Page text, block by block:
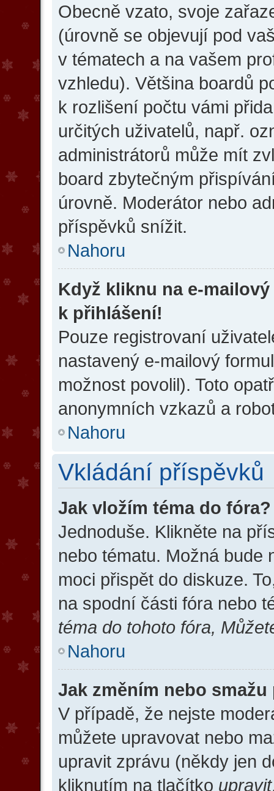
Obecně vzato, svoje
(úrovně se objevují pod
v tématech a na vašem
vzhledu). Většina boardů
k rozlišení počtu vámi
určitých uživatelů, např.
administrátorů může mít
board zbytečným
úrovně. Moderátor nebo
příspěvků snížit.
Nahoru
Když kliknu na e-
k přihlášení!
Pouze registrovaní
nastavený e-mailový
možnost povolil). Toto
anonymních vzkazů a
Nahoru
Vkládání příspěvků
Jak vložím téma do fóra?
Jednoduše. Klikněte na
nebo tématu. Možná bude
moci přispět do diskuze.
na spodní části fóra nebo
téma do tohoto fóra,
Nahoru
Jak změním nebo
V případě, že nejste
můžete upravovat nebo
upravit zprávu (někdy jen
kliknutím na tlačítko upravit